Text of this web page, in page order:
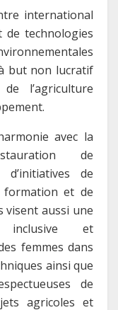
international
technologies
but non lucratif
l’agriculture
avec la
de
de
et de
visent aussi une
inclusive et
femmes dans
ainsi que
de
agricoles et